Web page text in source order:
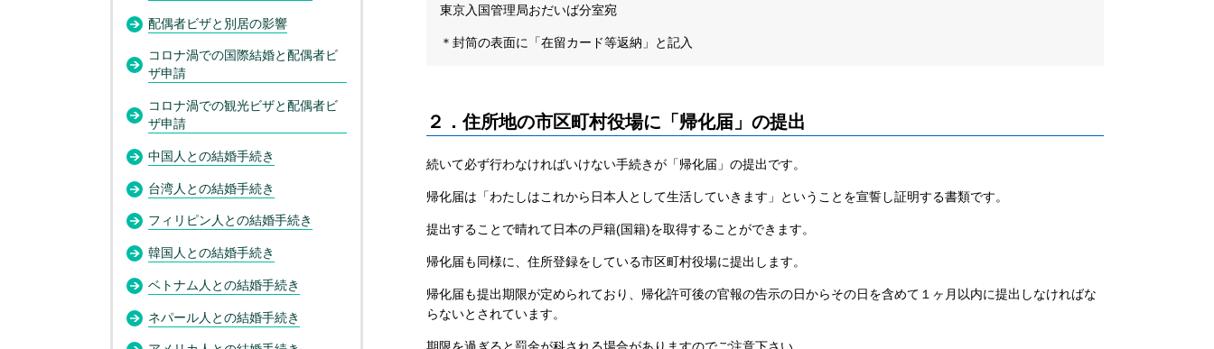
東京入国管理局おだいば分室宛
＊封筒の表面に「在留カード等返納」と記入
２．住所地の市区町村役場に「帰化届」の提出
続いて必ず行わなければいけない手続きが「帰化届」の提出です。
帰化届は「わたしはこれから日本人として生活していきます」ということを宣誓し証明する書類です。
提出することで晴れて日本の戸籍(国籍)を取得することができます。
帰化届も同様に、住所登録をしている市区町村役場に提出します。
帰化届も提出期限が定められており、帰化許可後の官報の告示の日からその日を含めて１ヶ月以内に提出しなければな
らないとされています。
期限を過ぎると罰金が科される場合がありますのでご注意下さい。
配偶者ビザと別居の影響
コロナ渦での国際結婚と配偶者ビ
ザ申請
コロナ渦での観光ビザと配偶者ビ
ザ申請
中国人との結婚手続き
台湾人との結婚手続き
フィリピン人との結婚手続き
韓国人との結婚手続き
ベトナム人との結婚手続き
ネパール人との結婚手続き